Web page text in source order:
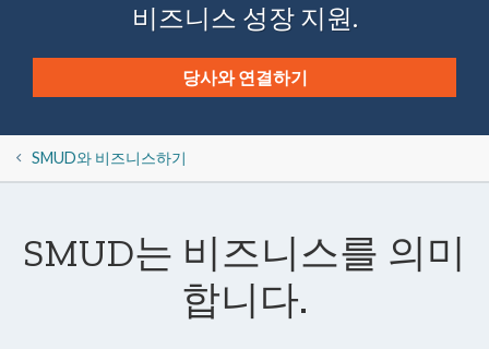
비즈니스 성장 지원.
당사와 연결하기
SMUD와 비즈니스하기
SMUD는 비즈니스를 의미
합니다.